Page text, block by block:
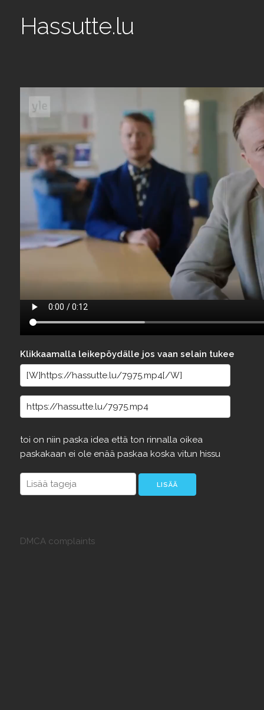
Hassutte.lu
Klikkaamalla leikepöydälle jos vaan selain tukee
toi on niin paska idea että ton rinnalla oikea
paskakaan ei ole enää paskaa koska vitun hissu
DMCA complaints